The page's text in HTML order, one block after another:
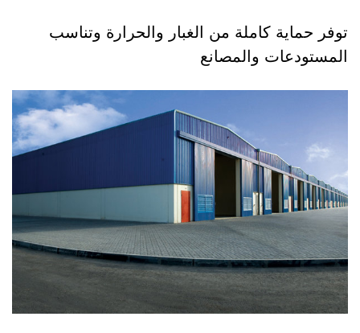
توفر حماية كاملة من الغبار والحرارة وتناسب
المستودعات والمصانع